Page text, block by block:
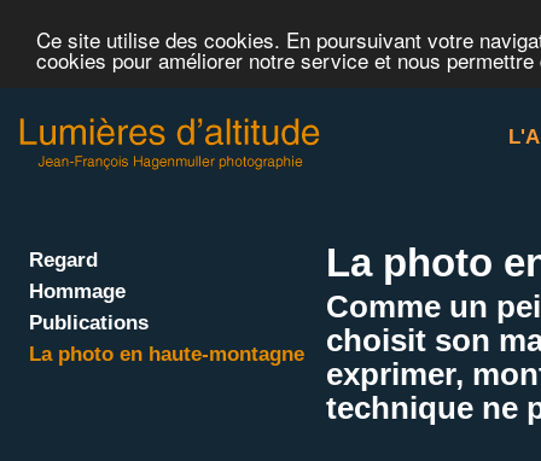
Ce site utilise des cookies. En poursuivant votre
cookies pour améliorer notre service et nous
Regard
Hommage
Publications
La photo en haute-montagne
La photo
Comme un
choisit son
exprimer,
technique ne